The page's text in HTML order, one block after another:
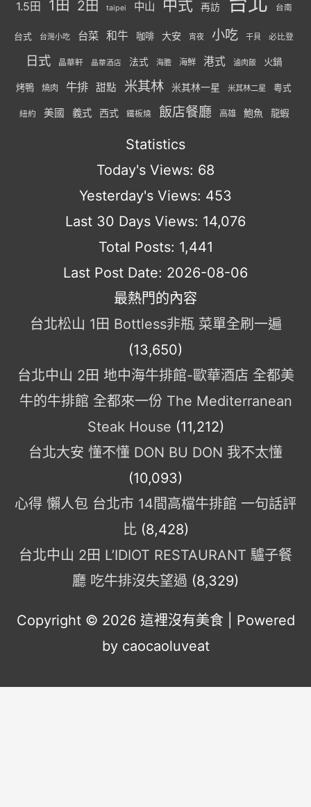
1.5田 1田 2田 taipei 中山 中式 再訪 台南
台式 台灣小吃 台菜 和牛 咖啡 大安 宵夜 小吃 干貝 必比登
日式 晶華軒 晶華酒店 法式 海膽 海鮮 港式 滷肉飯 火鍋
烤鴨 燒肉 牛排 甜點 米其林 米其林一星 米其林二星 粵式
紐約 美國 義式 西式 鐵板燒 飯店餐廳 高雄 鮑魚 龍蝦
Statistics
Today's Views: 68
Yesterday's Views: 453
Last 30 Days Views: 14,076
Total Posts: 1,441
Last Post Date: 2026-08-06
最熱門的內容
台北松山 1田 Bottless非瓶 菜單全刷一遍
(13,650)
台北中山 2田 地中海牛排館-歐華酒店 全都美
牛的牛排館 全都來一份 The Mediterranean
Steak House (11,212)
台北大安 懂不懂 DON BU DON 我不太懂
(10,093)
心得 懶人包 台北市 14間高檔牛排館 一句話評
比 (8,428)
台北中山 2田 L’IDIOT RESTAURANT 驢子餐
廳 吃牛排沒失望過 (8,329)
Copyright © 2026 這裡沒有美食 | Powered
by caocaoluveat